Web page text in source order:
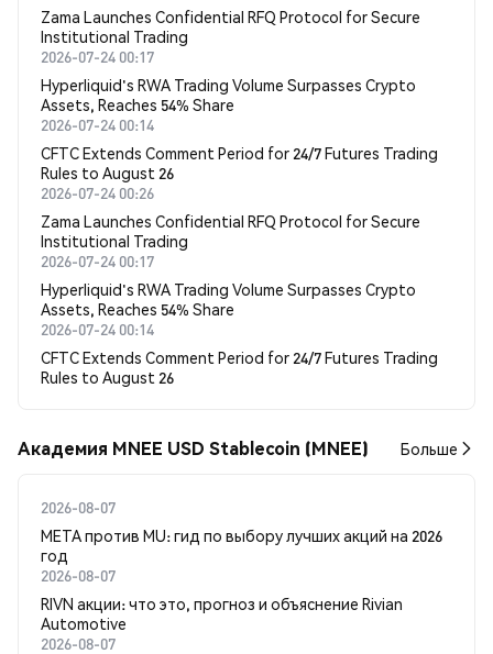
Zama Launches Confidential RFQ Protocol for Secure
Institutional Trading
2026-07-24 00:17
Hyperliquid's RWA Trading Volume Surpasses Crypto
Assets, Reaches 54% Share
2026-07-24 00:14
CFTC Extends Comment Period for 24/7 Futures Trading
Rules to August 26
2026-07-24 00:26
Zama Launches Confidential RFQ Protocol for Secure
Institutional Trading
2026-07-24 00:17
Hyperliquid's RWA Trading Volume Surpasses Crypto
Assets, Reaches 54% Share
2026-07-24 00:14
CFTC Extends Comment Period for 24/7 Futures Trading
Rules to August 26
Академия MNEE USD Stablecoin (MNEE) Больше
2026-08-07
META против MU: гид по выбору лучших акций на 2026
год
2026-08-07
RIVN акции: что это, прогноз и объяснение Rivian
Automotive
2026-08-07